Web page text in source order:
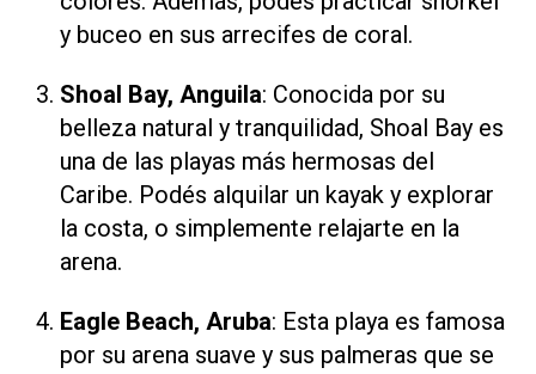
y buceo en sus arrecifes de coral.
Shoal Bay, Anguila: Conocida por su
belleza natural y tranquilidad, Shoal Bay es
una de las playas más hermosas del
Caribe. Podés alquilar un kayak y explorar
la costa, o simplemente relajarte en la
arena.
Eagle Beach, Aruba: Esta playa es famosa
por su arena suave y sus palmeras que se